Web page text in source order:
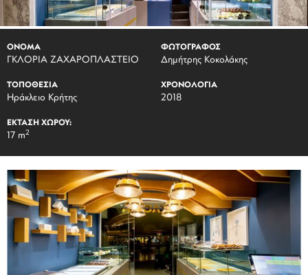
ΟΝΟΜΑ
ΓΚΛΟΡΙΑ ΖΑΧΑΡΟΠΛΑΣΤΕΙΟ
ΦΩΤΟΓΡΑΦΟΣ
Δημήτρης Κοκολάκης
ΤΟΠΟΘΕΣΙΑ
Ηράκλειο Κρήτης
ΧΡΟΝΟΛΟΓΙΑ
2018
ΕΚΤΑΣΗ ΧΩΡΟΥ:
17 m2